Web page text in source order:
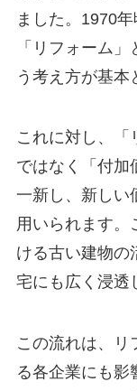
ました。1970
「リフォーム
う考え方が基本
これに対し、「
ではなく「付加
一新し、新しい
用いられます。
ける古い建物の
宅にも広く浸透
この流れは、リ
る各企業にも影